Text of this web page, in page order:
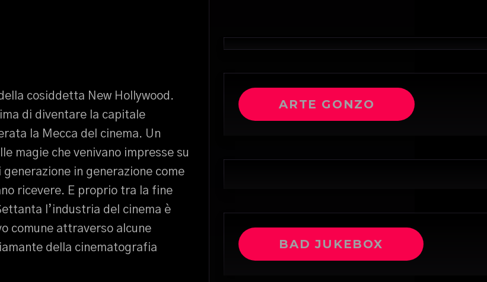
cosiddetta New Hollywood.
di diventare la capitale
la Mecca del cinema. Un
magie che venivano impresse su
in generazione come
ricevere. E proprio tra la fine
l’industria del cinema è
comune attraverso alcune
della cinematografia
ARTE GONZO
BAD JUKEBOX